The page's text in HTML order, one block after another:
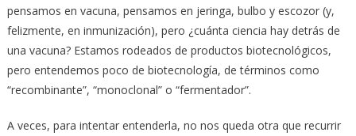
pensamos en vacuna, pensamos en jeringa, bulbo y escozor (y,
felizmente, en inmunización), pero ¿cuánta ciencia hay detrás de
una vacuna? Estamos rodeados de productos biotecnológicos,
pero entendemos poco de biotecnología, de términos como
“recombinante”, “monoclonal” o “fermentador”.
A veces, para intentar entenderla, no nos queda otra que recurrir